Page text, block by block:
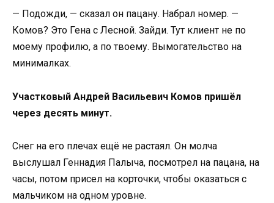
— Подожди, — сказал он пацану. Набрал номер. —
Комов? Это Гена с Лесной. Зайди. Тут клиент не по
моему профилю, а по твоему. Вымогательство на
минималках.
Участковый Андрей Васильевич Комов пришёл
через десять минут.
Снег на его плечах ещё не растаял. Он молча
выслушал Геннадия Палыча, посмотрел на пацана, на
часы, потом присел на корточки, чтобы оказаться с
мальчиком на одном уровне.